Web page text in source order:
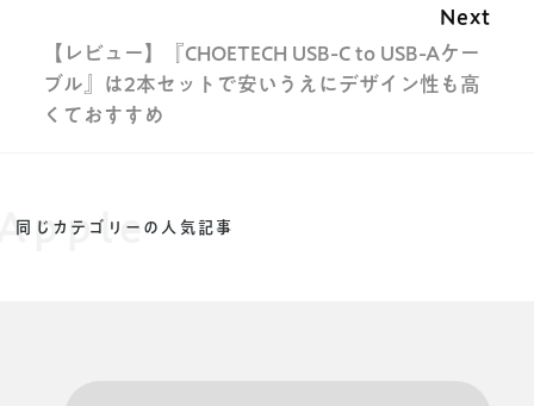
Next
【レビュー】『CHOETECH USB-C to USB-Aケー
ブル』は2本セットで安いうえにデザイン性も高
くておすすめ
同じカテゴリーの人気記事